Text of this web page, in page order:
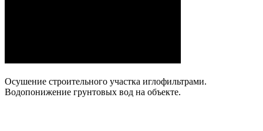
Осушение строительного участка иглофильтрами.
Водопонижение грунтовых вод на объекте.